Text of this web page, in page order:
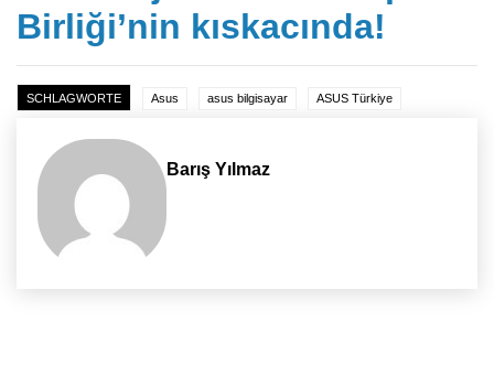
Birliği’nin kıskacında!
SCHLAGWORTE Asus asus bilgisayar ASUS Türkiye
Barış Yılmaz